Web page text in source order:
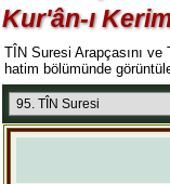
Kur'ân-ı
TÎN Suresi Arapçasını
hatim bölümünde